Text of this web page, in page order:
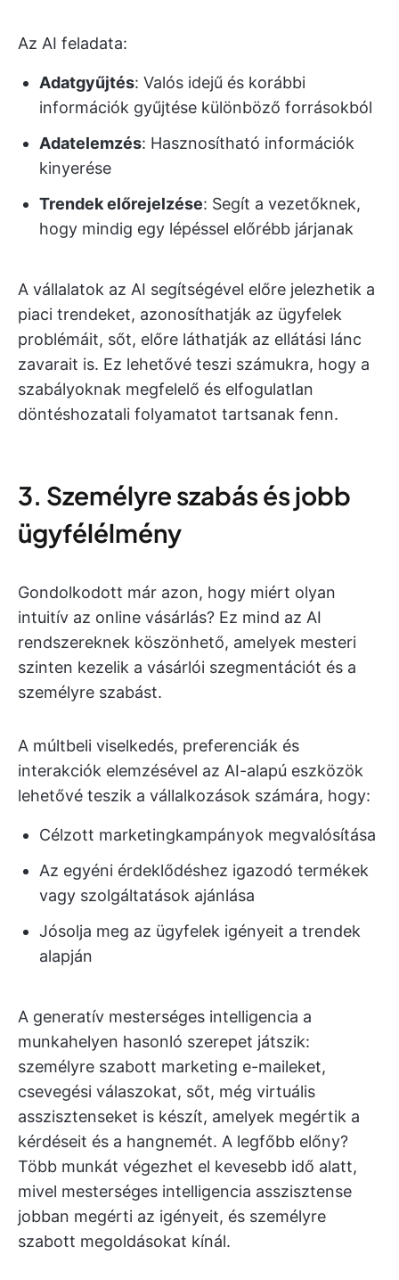
Az AI feladata:
Adatgyűjtés: Valós idejű és korábbi
információk gyűjtése különböző forrásokból
Adatelemzés: Hasznosítható információk
kinyerése
Trendek előrejelzése: Segít a vezetőknek,
hogy mindig egy lépéssel előrébb járjanak
A vállalatok az AI segítségével előre jelezhetik a
piaci trendeket, azonosíthatják az ügyfelek
problémáit, sőt, előre láthatják az ellátási lánc
zavarait is. Ez lehetővé teszi számukra, hogy a
szabályoknak megfelelő és elfogulatlan
döntéshozatali folyamatot tartsanak fenn.
3. Személyre szabás és jobb
ügyfélélmény
Gondolkodott már azon, hogy miért olyan
intuitív az online vásárlás? Ez mind az AI
rendszereknek köszönhető, amelyek mesteri
szinten kezelik a vásárlói szegmentációt és a
személyre szabást.
A múltbeli viselkedés, preferenciák és
interakciók elemzésével az AI-alapú eszközök
lehetővé teszik a vállalkozások számára, hogy:
Célzott marketingkampányok megvalósítása
Az egyéni érdeklődéshez igazodó termékek
vagy szolgáltatások ajánlása
Jósolja meg az ügyfelek igényeit a trendek
alapján
A generatív mesterséges intelligencia a
munkahelyen hasonló szerepet játszik:
személyre szabott marketing e-maileket,
csevegési válaszokat, sőt, még virtuális
asszisztenseket is készít, amelyek megértik a
kérdéseit és a hangnemét. A legfőbb előny?
Több munkát végezhet el kevesebb idő alatt,
mivel mesterséges intelligencia asszisztense
jobban megérti az igényeit, és személyre
szabott megoldásokat kínál.